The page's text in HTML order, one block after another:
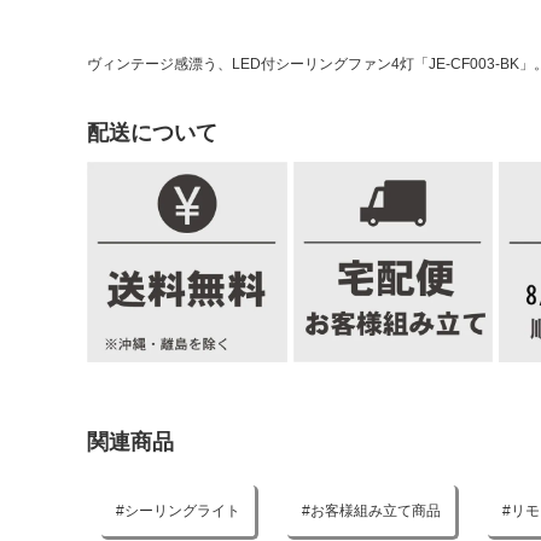
ヴィンテージ感漂う、LED付シーリングファン4灯「JE-CF003-BK
配送について
関連商品
シーリングライト お客様組み立て商品 リ